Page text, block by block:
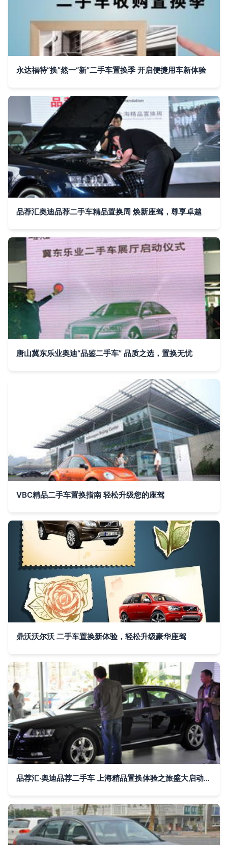
永达福特“换”然一“新”二手车置换季 开启便捷用车新体验
品荐汇奥迪品荐二手车精品置换周 焕新座驾，尊享卓越
唐山冀东乐业奥迪“品鉴二手车” 品质之选，置换无忧
VBC精品二手车置换指南 轻松升级您的座驾
鼎沃沃尔沃 二手车置换新体验，轻松升级豪华座驾
品荐汇·奥迪品荐二手车 上海精品置换体验之旅盛大启动，重塑高端二手车行业标杆